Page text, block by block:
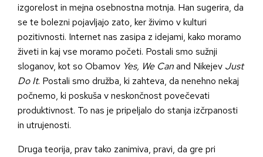
izgorelost in mejna osebnostna motnja. Han sugerira, da
se te bolezni pojavljajo zato, ker živimo v kulturi
pozitivnosti. Internet nas zasipa z idejami, kako moramo
živeti in kaj vse moramo početi. Postali smo sužnji
sloganov, kot so Obamov Yes, We Canand Nikejev Just
Do It. Postali smo družba, ki zahteva, da nenehno nekaj
počnemo, ki poskuša v neskončnost povečevati
produktivnost. To nas je pripeljalo do stanja izčrpanosti
in utrujenosti.
Druga teorija, prav tako zanimiva, pravi, da gre pri